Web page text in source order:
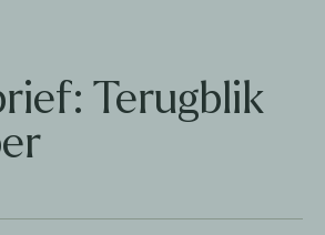
Terugblik